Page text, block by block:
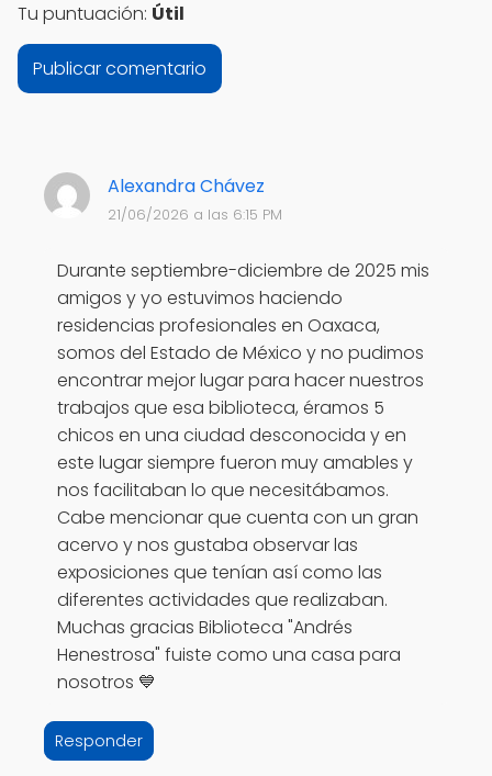
Alexandra Chávez
21/06/2026 a las 6:15 PM
Durante septiembre-diciembre de 2025 mis
amigos y yo estuvimos haciendo
residencias profesionales en Oaxaca,
somos del Estado de México y no pudimos
encontrar mejor lugar para hacer nuestros
trabajos que esa biblioteca, éramos 5
chicos en una ciudad desconocida y en
este lugar siempre fueron muy amables y
nos facilitaban lo que necesitábamos.
Cabe mencionar que cuenta con un gran
acervo y nos gustaba observar las
exposiciones que tenían así como las
diferentes actividades que realizaban.
Muchas gracias Biblioteca "Andrés
Henestrosa" fuiste como una casa para
nosotros 💙
Responder
Tu puntuación: Útil